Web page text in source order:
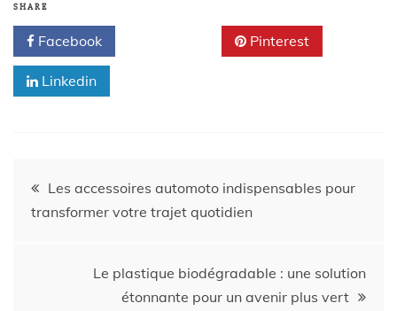
SHARE
Facebook Pinterest
Linkedin
Les accessoires automoto indispensables pour
transformer votre trajet quotidien
Le plastique biodégradable : une solution
étonnante pour un avenir plus vert